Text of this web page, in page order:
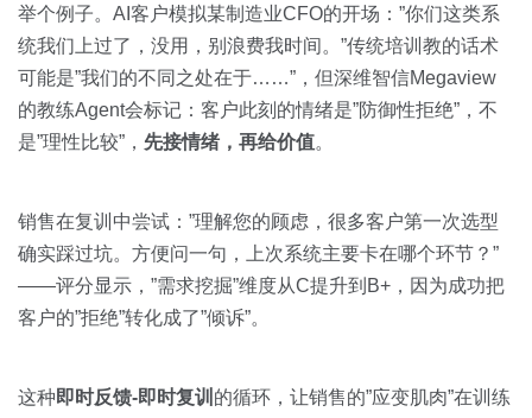
举个例子。AI客户模拟某制造业CFO的开场：”你们这类系
统我们上过了，没用，别浪费我时间。”传统培训教的话术
可能是”我们的不同之处在于……”，但深维智信Megaview
的教练Agent会标记：客户此刻的情绪是”防御性拒绝”，不
是”理性比较”， 先接情绪，再给价值。
销售在复训中尝试：”理解您的顾虑，很多客户第一次选型
确实踩过坑。方便问一句，上次系统主要卡在哪个环节？”
——评分显示，”需求挖掘”维度从C提升到B+，因为成功把
客户的”拒绝”转化成了”倾诉”。
这种 即时反馈-即时复训 的循环，让销售的”应变肌肉”在训练